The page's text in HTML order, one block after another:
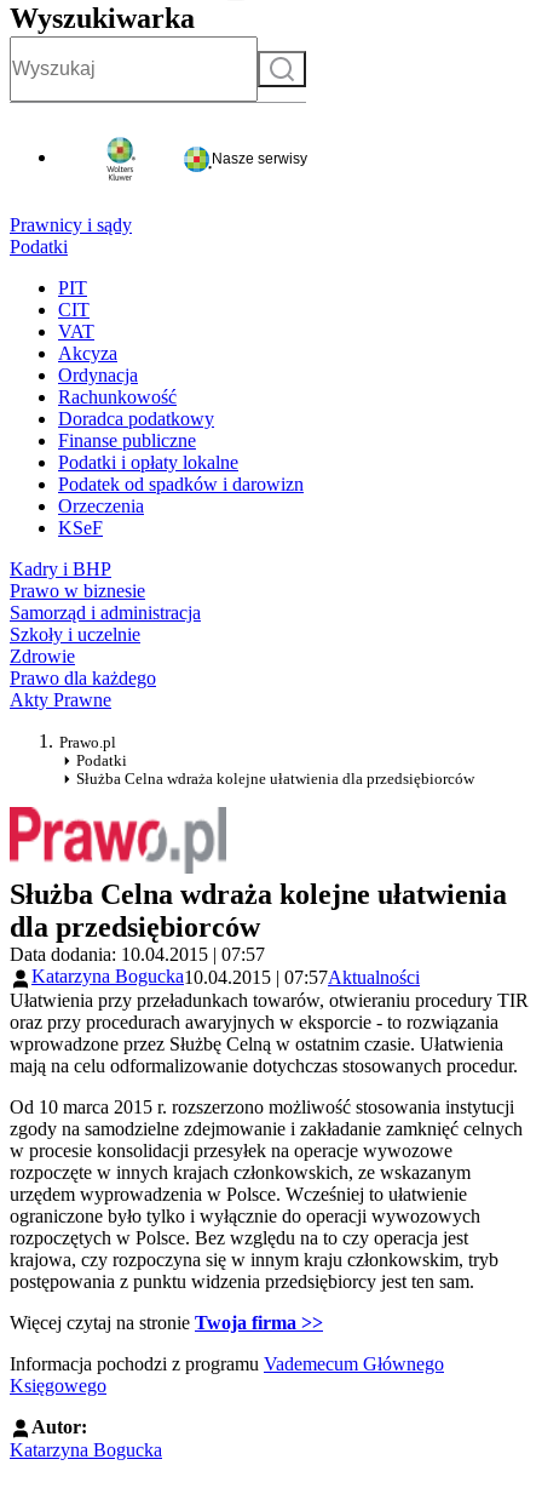
Wyszukiwarka
Szukaj
Nasze serwisy
Prawnicy i sądy
Podatki
PIT
CIT
VAT
Akcyza
Ordynacja
Rachunkowość
Doradca podatkowy
Finanse publiczne
Podatki i opłaty lokalne
Podatek od spadków i darowizn
Orzeczenia
KSeF
Kadry i BHP
Prawo w biznesie
Samorząd i administracja
Szkoły i uczelnie
Zdrowie
Prawo dla każdego
Akty Prawne
Prawo.pl
Podatki
Służba Celna wdraża kolejne ułatwienia dla przedsiębiorców
Służba Celna wdraża kolejne ułatwienia
dla przedsiębiorców
Data dodania: 10.04.2015 | 07:57
Katarzyna Bogucka10.04.2015 | 07:57Aktualności
Ułatwienia przy przeładunkach towarów, otwieraniu procedury TIR
oraz przy procedurach awaryjnych w eksporcie - to rozwiązania
wprowadzone przez Służbę Celną w ostatnim czasie. Ułatwienia
mają na celu odformalizowanie dotychczas stosowanych procedur.
Od 10 marca 2015 r. rozszerzono możliwość stosowania instytucji
zgody na samodzielne zdejmowanie i zakładanie zamknięć celnych
w procesie konsolidacji przesyłek na operacje wywozowe
rozpoczęte w innych krajach członkowskich, ze wskazanym
urzędem wyprowadzenia w Polsce. Wcześniej to ułatwienie
ograniczone było tylko i wyłącznie do operacji wywozowych
rozpoczętych w Polsce. Bez względu na to czy operacja jest
krajowa, czy rozpoczyna się w innym kraju członkowskim, tryb
postępowania z punktu widzenia przedsiębiorcy jest ten sam.
Więcej czytaj na stronie Twoja firma >>
Informacja pochodzi z programu Vademecum Głównego
Księgowego
Autor:
Katarzyna Bogucka